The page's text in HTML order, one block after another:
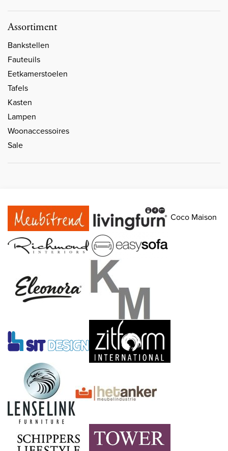
Assortiment
Bankstellen
Fauteuils
Eetkamerstoelen
Tafels
Kasten
Lampen
Woonaccessoires
Sale
Coco Maison